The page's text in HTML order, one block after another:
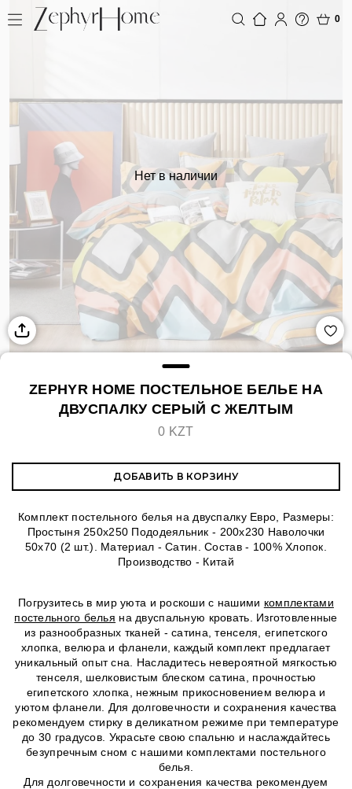
0
Нет в наличии
ZEPHYR HOME ПОСТЕЛЬНОЕ БЕЛЬЕ НА
ДВУСПАЛКУ СЕРЫЙ С ЖЕЛТЫМ
0 KZT
ДОБАВИТЬ В КОРЗИНУ
Комплект постельного белья на двуспалку Евро, Размеры:
Простыня 250х250 Пододеяльник - 200х230 Наволочки
50х70 (2 шт.). Материал - Сатин. Состав - 100% Хлопок.
Производство - Китай
Погрузитесь в мир уюта и роскоши с нашими комплектами
постельного белья на двуспальную кровать. Изготовленные
из разнообразных тканей - сатина, тенселя, египетского
хлопка, велюра и фланели, каждый комплект предлагает
уникальный опыт сна. Насладитесь невероятной мягкостью
тенселя, шелковистым блеском сатина, прочностью
египетского хлопка, нежным прикосновением велюра и
уютом фланели. Для долговечности и сохранения качества
рекомендуем стирку в деликатном режиме при температуре
до 30 градусов. Украсьте свою спальню и наслаждайтесь
безупречным сном с нашими комплектами постельного
белья.
Для долговечности и сохранения качества рекомендуем